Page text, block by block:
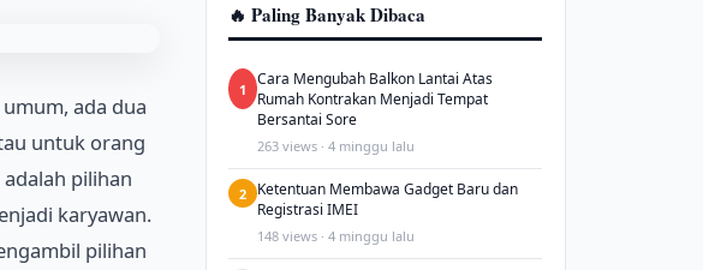
ada dua
untuk orang
pilihan
karyawan.
pilihan
🔥 Paling Banyak Dibaca
1
Cara Mengubah Balkon Lantai Atas
Rumah Kontrakan Menjadi Tempat
Bersantai Sore
263 views · 4 minggu lalu
2
Ketentuan Membawa Gadget Baru dan
Registrasi IMEI
148 views · 4 minggu lalu